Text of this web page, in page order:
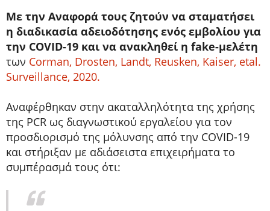
Με την Αναφορά τους ζητούν να σταματήσει
η διαδικασία αδειοδότησης ενός εμβολίου για
την COVID-19 και να ανακληθεί η fake-μελέτη
των Corman, Drosten, Landt, Reusken, Kaiser, etal.
Surveillance, 2020.
Αναφέρθηκαν στην ακαταλληλότητα της χρήσης
της PCR ως διαγνωστικού εργαλείου για τον
προσδιορισμό της μόλυνσης από την COVID-19
και στήριξαν με αδιάσειστα επιχειρήματα το
συμπέρασμά τους ότι: